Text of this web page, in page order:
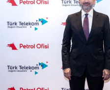
Savunma Sanayi
Seçim 2023
Spor
Teknoloji ve Bilim